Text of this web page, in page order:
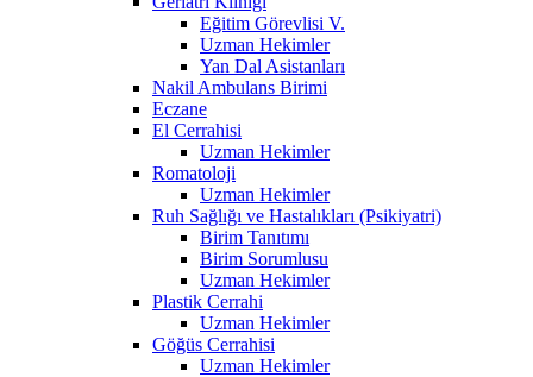
Eğitim Görevlisi V.
Uzman Hekimler
Yan Dal Asistanları
Nakil Ambulans Birimi
Eczane
El Cerrahisi
Uzman Hekimler
Romatoloji
Uzman Hekimler
Ruh Sağlığı ve Hastalıkları (Psikiyatri)
Birim Tanıtımı
Birim Sorumlusu
Uzman Hekimler
Plastik Cerrahi
Uzman Hekimler
Göğüs Cerrahisi
Uzman Hekimler